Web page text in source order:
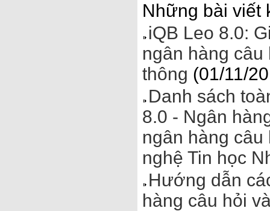
Những bài viết
iQB Leo 8.0:
ngân hàng
thông (01/11/
Danh sách
8.0 - Ngân
ngân hàng câu
nghệ Tin học
Hướng dẫn
hàng câu hỏi